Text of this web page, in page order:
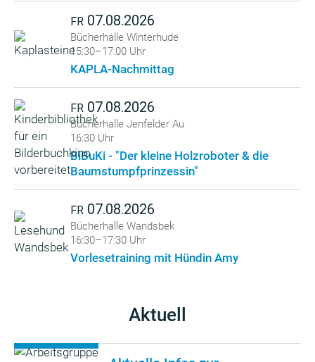
FR 07.08.2026
Bücherhalle Winterhude
15:30–17:00 Uhr
KAPLA-Nachmittag
FR 07.08.2026
Bücherhalle Jenfelder Au
16:30 Uhr
BiBuKi - "Der kleine Holzroboter & die
Baumstumpfprinzessin"
FR 07.08.2026
Bücherhalle Wandsbek
16:30–17:30 Uhr
Vorlesetraining mit Hündin Amy
Aktuell